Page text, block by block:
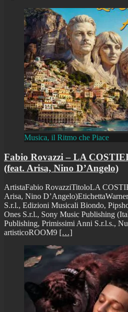
Musica, il Ritmo che Piace
Fabio Rovazzi – LA
(feat. Arisa, Nino D’Angelo)
ArtistaFabio RovazziTitoloLA
Arisa, Nino
S.r.l., Edizioni Musicali Biondo,
Ones S.r.l., Sony Music Publishing
Publishing, Primissimi Anni S.r.l.s.,
artisticoROOM9 […]